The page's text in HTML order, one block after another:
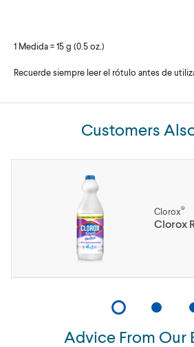
1 Medida = 15 g (0.5 oz.)
Recuerde siempre leer el rótulo antes de
Customers
Clorox®
Clorox
Advice From Our